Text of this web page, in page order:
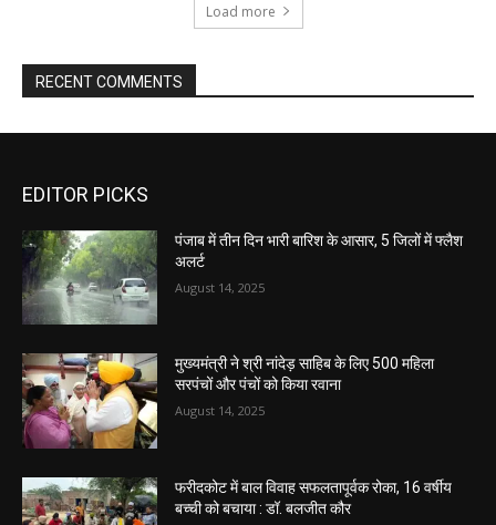
Load more
RECENT COMMENTS
EDITOR PICKS
पंजाब में तीन दिन भारी बारिश के आसार, 5 जिलों में फ्लैश
अलर्ट
August 14, 2025
मुख्यमंत्री ने श्री नांदेड़ साहिब के लिए 500 महिला
सरपंचों और पंचों को किया रवाना
August 14, 2025
फरीदकोट में बाल विवाह सफलतापूर्वक रोका, 16 वर्षीय
बच्ची को बचाया : डॉ. बलजीत कौर